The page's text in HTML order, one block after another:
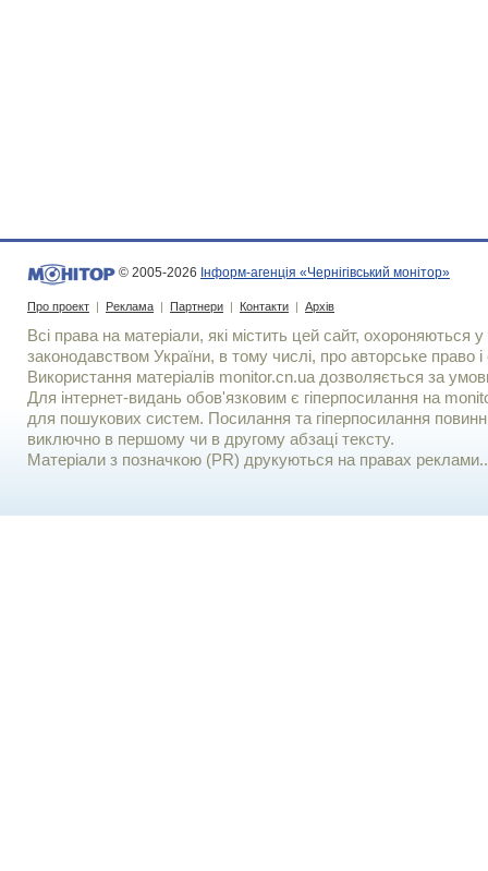
© 2005-2026 Інформ-агенція «Чернігівський монітор»
Про проект | Реклама | Партнери | Контакти | Архів
Всі права на матеріали, які містить цей сайт, охороняються у
законодавством України, в тому числі, про авторське право і
Використання матерiалiв monitor.cn.ua дозволяється за
Для iнтернет-видань обов'язковим є гiперпосилання на
для пошукових систем. Посилання та гіперпосилання
виключно в першому чи в другому абзаці тексту.
Матеріали з позначкою (PR) друкуються на правах реклами..